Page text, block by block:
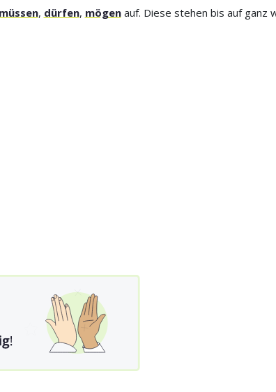
müssen, dürfen, mögenauf. Diese stehen bis auf ganz